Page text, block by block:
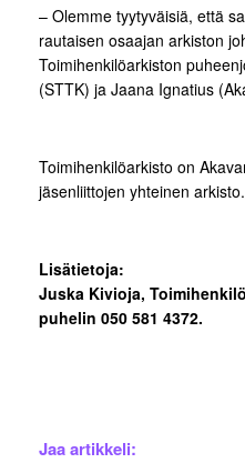
– Olemme tyytyväisiä, että
rautaisen osaajan arkiston
Toimihenkilöarkiston
(STTK) ja Jaana Ignatius
Toimihenkilöarkisto on
jäsenliittojen yhteinen arkisto.
Lisätietoja:
Juska Kivioja,
puhelin 050 581 4372.
Jaa artikkeli: